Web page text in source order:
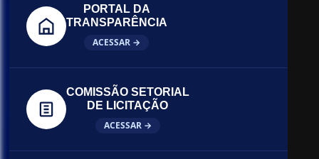
PORTAL DA
TRANSPARÊNCIA
ACESSAR →
COMISSÃO SETORIAL
DE LICITAÇÃO
ACESSAR →